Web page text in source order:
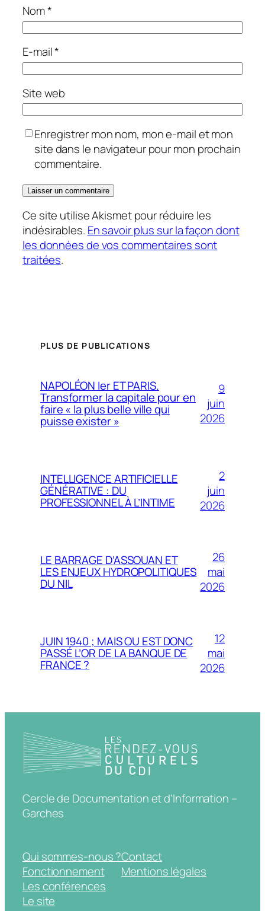
Nom*
E-mail*
Site web
Enregistrer mon nom, mon e-mail et mon
site dans le navigateur pour mon prochain
commentaire.
Ce site utilise Akismet pour réduire les
indésirables. En savoir plus sur la façon dont
les données de vos commentaires sont
traitées.
PLUS DE PUBLICATIONS
NAPOLÉON Ier ET PARIS.
Transformer la capitale pour en
faire « la plus belle ville qui
puisse exister »
9
juin
2026
INTELLIGENCE ARTIFICIELLE
GÉNÉRATIVE : DU
PROFESSIONNEL À L’INTIME
2
juin
2026
LE BARRAGE D’ASSOUAN ET
LES ENJEUX HYDROPOLITIQUES
DU NIL
26
mai
2026
JUIN 1940 ; MAIS OU EST DONC
PASSÉ L’OR DE LA BANQUE DE
FRANCE ?
12
mai
2026
Cercle de Documentation et d'Information –
Garches
Qui sommes-nous ?
Fonctionnement
Les conférences
Le site
Contact
Mentions légales